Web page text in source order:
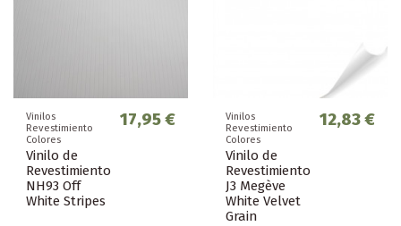
Vinilos
Revestimiento
Colores
Vinilo de
Revestimiento
NH93 Off
White Stripes
17,95 €
Vinilos
Revestimiento
Colores
Vinilo de
Revestimiento
J3 Megève
White Velvet
Grain
12,83 €